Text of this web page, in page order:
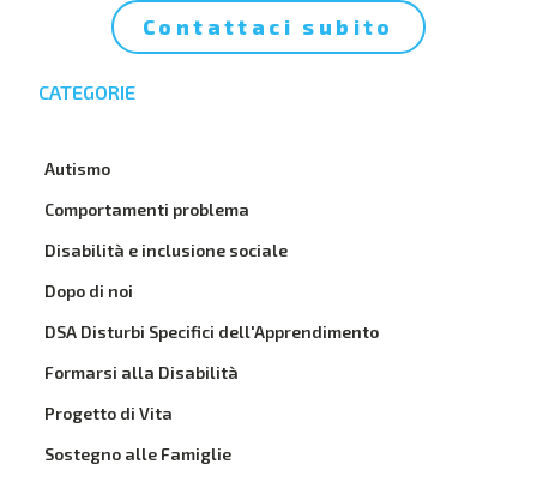
Contattaci subito
CATEGORIE
Autismo
Comportamenti problema
Disabilità e inclusione sociale
Dopo di noi
DSA Disturbi Specifici dell'Apprendimento
Formarsi alla Disabilità
Progetto di Vita
Sostegno alle Famiglie